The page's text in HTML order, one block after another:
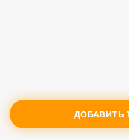
ДОБАВИТЬ